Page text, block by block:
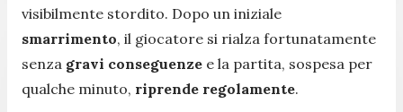
visibilmente stordito. Dopo un iniziale
smarrimento, il giocatore si rialza fortunatamente
senza gravi conseguenze e la partita, sospesa per
qualche minuto, riprende regolamente.